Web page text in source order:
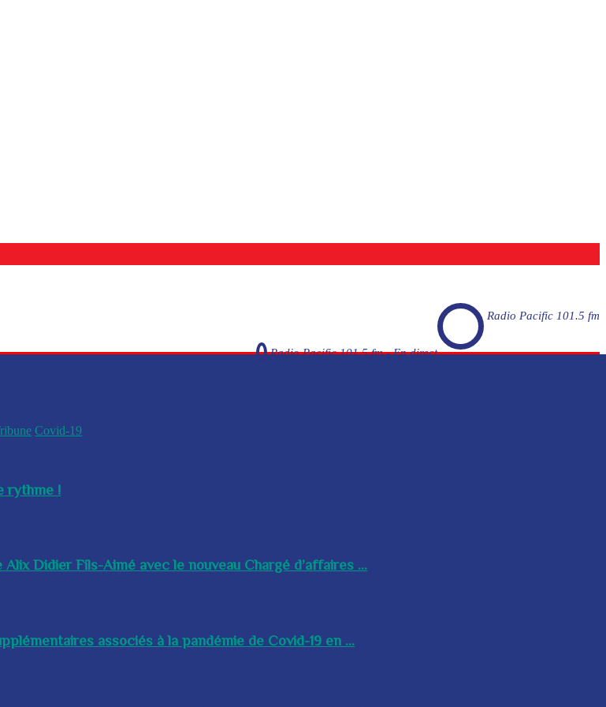
Radio Pacific 101.5 fm
Radio Pacific 101.5 fm - En direct
Covid-19
rythme !
Didier Fils-Aimé avec le nouveau Chargé d’affaires ...
associés à la pandémie de Covid-19 en ...